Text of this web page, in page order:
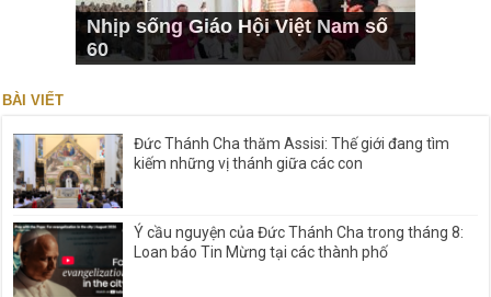
Nhịp sống Giáo Hội Việt Nam số
60
BÀI VIẾT
Đức Thánh Cha thăm Assisi: Thế giới đang tìm
kiếm những vị thánh giữa các con
Ý cầu nguyện của Đức Thánh Cha trong tháng 8:
Loan báo Tin Mừng tại các thành phố